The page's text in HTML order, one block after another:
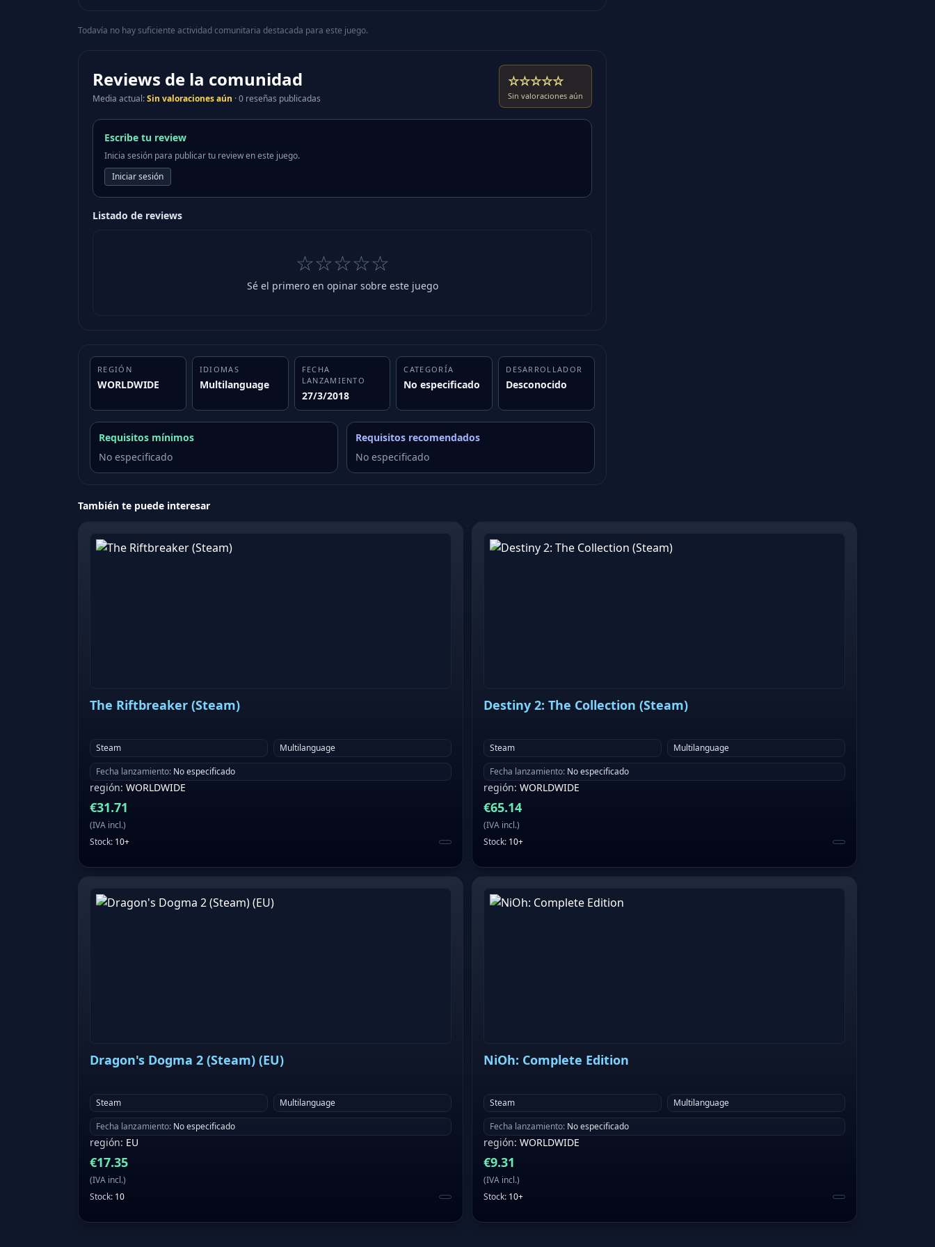
Todavía no hay suficiente actividad comunitaria destacada para este juego.
Reviews de la comunidad
Media actual:Sin valoraciones aún ·0 reseñas publicadas
☆☆☆☆☆
Sin valoraciones aún
Escribe tu review
Inicia sesión para publicar tu review en este juego.
Iniciar sesión
Listado de reviews
☆☆☆☆☆
Sé el primero en opinar sobre este juego
REGIÓN
WORLDWIDE
IDIOMAS
Multilanguage
FECHA
LANZAMIENTO
27/3/2018
CATEGORÍA
No especificado
DESARROLLADOR
Desconocido
Requisitos mínimos
No especificado
Requisitos recomendados
No especificado
También te puede interesar
The Riftbreaker (Steam)
Steam
Multilanguage
Fecha lanzamiento: No especificado
región: WORLDWIDE
€31.71
(IVA incl.)
Stock: 10+
Destiny 2: The Collection (Steam)
Steam
Multilanguage
Fecha lanzamiento: No especificado
región: WORLDWIDE
€65.14
(IVA incl.)
Stock: 10+
Dragon's Dogma 2 (Steam) (EU)
Steam
Multilanguage
Fecha lanzamiento: No especificado
región: EU
€17.35
(IVA incl.)
Stock: 10
NiOh: Complete Edition
Steam
Multilanguage
Fecha lanzamiento: No especificado
región: WORLDWIDE
€9.31
(IVA incl.)
Stock: 10+